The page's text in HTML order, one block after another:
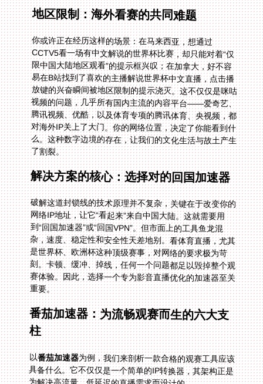
地区限制：海外看赛的共同难题
你或许正在经历这样的场景：在马来西亚，想通过
CCTV5看一场有中文解说的世界杯比赛，却只能对着“仅
限中国大陆地区观看”的提示框兴叹；在加拿大，好不容
易在B站找到了喜欢的主播解说世界杯中文直播，点击播
放键的兴奋瞬间被地区限制的提示浇灭。这不仅仅是咪咕
视频的问题，几乎所有国内主流的内容平台——爱奇艺、
腾讯视频、优酷，以及体育专项的腾讯体育、央视频，都
对海外IP关上了大门。你的网络位置，决定了你能看到什
么。这种数字边境的存在，让我们的文化生活与故土产生
了割裂。
解决方案的核心：选择对的回国加速器
破解这道封锁线的技术原理并不复杂，关键在于改变你的
网络IP地址，让它“看起来”来自中国大陆。这就需要用
到“回国加速器”或“回国VPN”。但市面上的工具鱼龙混
杂，速度、稳定性和安全性天差地别。看体育直播，尤其
是世界杯、欧洲杯这种顶级赛事，对网络的要求极为苛
刻。卡顿、缓冲、掉线，任何一个问题都足以毁掉整个观
赛体验。因此，选择一个专为影音直播优化的加速器至关
重要。
番茄加速器：为流畅观赛而生的六大支
柱
以番茄加速器为例，我们来剖析一款合格的观赛工具应该
具备什么。它不仅仅是一个简单的IP转换器，其架构正是